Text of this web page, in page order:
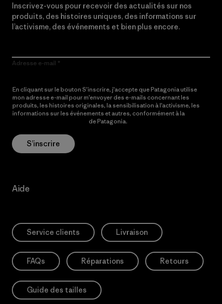
Inscrivez-vous pour recevoir des actualités sur nos
produits, des histoires uniques, des informations sur
l’activisme, des événements et bien plus encore.
Adresse e-mail
En cliquant sur le bouton S’inscrire, j’accepte que Patagonia utilise
mon adresse e-mail pour m’envoyer des e-mails concernant les
produits, les histoires originales, la sensibilisation à l’activisme, les
informations sur les événements et autres, conformément à la
de Patagonia.
S’inscrire
Aide
Service clients Livraison
FAQs Réparations Retours
Guide des tailles